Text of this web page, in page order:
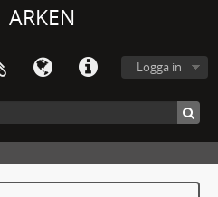
ARKEN
Logga in